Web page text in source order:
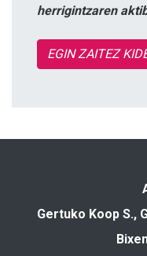
herrigintzaren
EGIN ZAITEZ
Gertuko Koop S.,